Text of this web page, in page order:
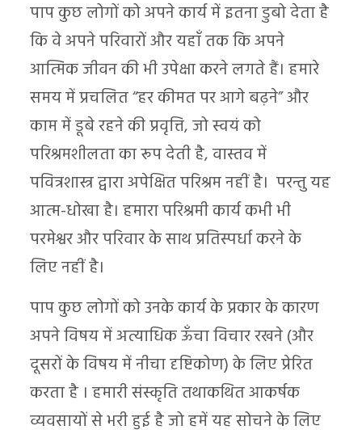
पाप कुछ लोगों को अपने कार्य में इतना डुबो देता है
कि वे अपने परिवारों और यहाँ तक कि अपने
आत्मिक जीवन की भी उपेक्षा करने लगते हैं। हमारे
समय में प्रचलित “हर कीमत पर आगे बढ़ने” और
काम में डूबे रहने की प्रवृत्ति, जो स्वयं को
परिश्रमशीलता का रूप देती है, वास्तव में
पवित्रशास्त्र द्वारा अपेक्षित परिश्रम नहीं है। परन्तु यह
आत्म-धोखा है। हमारा परिश्रमी कार्य कभी भी
परमेश्वर और परिवार के साथ प्रतिस्पर्धा करने के
लिए नहीं है।
पाप कुछ लोगों को उनके कार्य के प्रकार के कारण
अपने विषय में अत्याधिक ऊँचा विचार रखने (और
दूसरों के विषय में नीचा दृष्टिकोण) के लिए प्रेरित
करता है । हमारी संस्कृति तथाकथित आकर्षक
व्यवसायों से भरी हुई है जो हमें यह सोचने के लिए